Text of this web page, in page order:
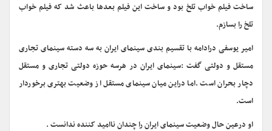
ساخت فیلم خواب تلخ بود و ساخت این فیلم بعدها باعث شد که فیلم خواب
تلخ را بسازم.
امیر یوسفی درادامه با تقسیم بندی سینمای ایران به سه دسته سینمای تجاری
مستقل و دولتی گفت :سینمای ایران در هرسه حوزه دولتی تجاری و مستقل
دچار بحران است .اما دراین میان سینمای مستقل از وضعیت بهتری برخوردار
است.
او درعین حال وضعیت سینمای ایران را چندان ناامید کننده ندانست .